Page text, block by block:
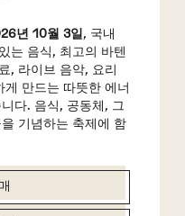
년 10월 3일, 국내
는 음식, 최고의 바텐
, 라이브 음악, 요리
만드는 따뜻한 에너
다. 음식, 공동체, 그
기념하는 축제에 함